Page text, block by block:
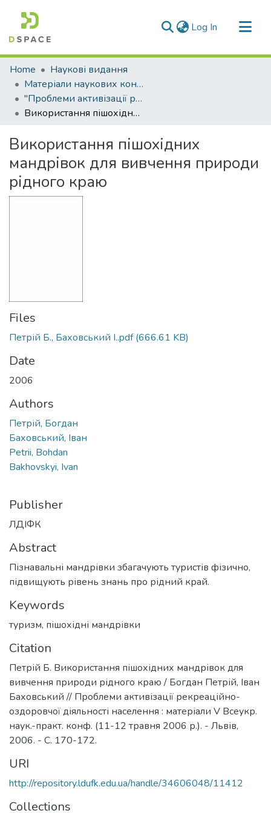
Log In (current)
Communities & Collections
All of DSpace
Statistics
Home
Наукові видання
Матеріали наукових конференцій
"Проблеми активізації рекреаційно-оздоровчої діяльності населення"
Використання пішохідних мандрівок для вивчення природи рідного краю
Використання пішохідних
мандрівок для вивчення природи
рідного краю
Files
Петрій Б., Баховський І..pdf(666.61 KB)
Date
2006
Authors
Петрій, Богдан
Баховський, Іван
Petrii, Bohdan
Bakhovskyi, Ivan
Publisher
ЛДІФК
Abstract
Пізнавальні мандрівки збагачують туристів фізично,
підвищують рівень знань про рідний край.
Keywords
туризм, пішохідні мандрівки
Citation
Петрій Б. Використання пішохідних мандрівок для
вивчення природи рідного краю / Богдан Петрій, Іван
Баховський // Проблеми активізації рекреаційно-
оздоровчої діяльності населення : матеріали V Всеукр.
наук.-практ. конф. (11-12 травня 2006 р.). - Львів,
2006. - С. 170-172.
URI
http://repository.ldufk.edu.ua/handle/34606048/11412
Collections